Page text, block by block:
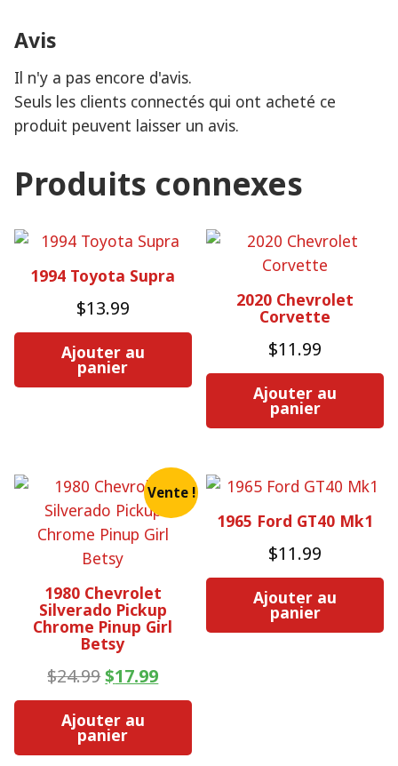
Avis
Il n'y a pas encore d'avis.
Seuls les clients connectés qui ont acheté ce
produit peuvent laisser un avis.
Produits connexes
1994 Toyota Supra
$13.99
Ajouter au
panier
2020 Chevrolet
Corvette
$11.99
Ajouter au
panier
Vente !
1980 Chevrolet
Silverado Pickup
Chrome Pinup Girl
Betsy
$24.99Le
prix
d'origine
était
:
$17.99Le
prix
:
Ajouter au
panier
1965 Ford GT40 Mk1
$11.99
Ajouter au
panier